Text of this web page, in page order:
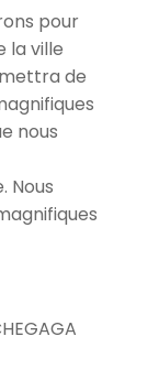
pour
la ville
de
nous
Nous